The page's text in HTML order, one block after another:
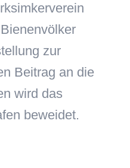
zur
Beitrag an die
wird das
beweidet.